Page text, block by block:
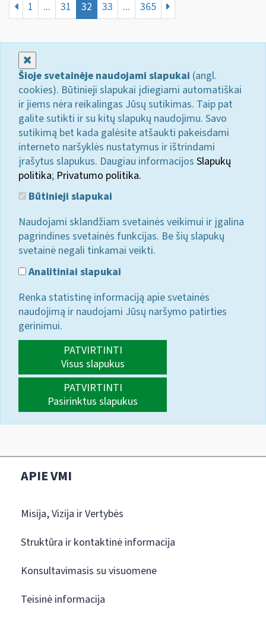
1 ... 31 32 33 ... 365
Šioje svetainėje naudojami slapukai (angl.
cookies). Būtinieji slapukai įdiegiami automatiškai
ir jiems nėra reikalingas Jūsų sutikimas. Taip pat
galite sutikti ir su kitų slapukų naudojimu. Savo
sutikimą bet kada galėsite atšaukti pakeisdami
interneto naršyklės nustatymus ir ištrindami
įrašytus slapukus. Daugiau informacijos Slapukų
politika; Privatumo politika.
Būtinieji slapukai
Naudojami sklandžiam svetainės veikimui ir įgalina
pagrindines svetainės funkcijas. Be šių slapukų
svetainė negali tinkamai veikti.
Analitiniai slapukai
Renka statistinę informaciją apie svetainės
naudojimą ir naudojami Jūsų naršymo patirties
gerinimui.
PATVIRTINTI
Visus slapukus
PATVIRTINTI
Pasirinktus slapukus
APIE VMI
Misija, Vizija ir Vertybės
Struktūra ir kontaktinė informacija
Konsultavimasis su visuomene
Teisinė informacija